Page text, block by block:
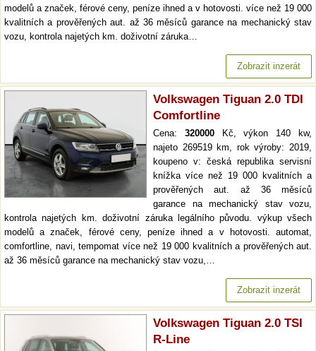
modelů a značek, férové ceny, peníze ihned a v hotovosti. více než 19 000
kvalitních a prověřených aut. až 36 měsíců garance na mechanický stav
vozu, kontrola najetých km. doživotní záruka…
Zobrazit inzerát
Volkswagen Tiguan 2.0 TDI
Comfortline
Cena: 320000Kč, výkon 140 kw,
najeto 269519 km, rok výroby: 2019,
koupeno v: česká republika servisní
knížka více než 19 000 kvalitních a
prověřených aut. až 36 měsíců
garance na mechanický stav vozu,
kontrola najetých km. doživotní záruka legálního původu. výkup všech
modelů a značek, férové ceny, peníze ihned a v hotovosti. automat,
comfortline, navi, tempomat více než 19 000 kvalitních a prověřených aut.
až 36 měsíců garance na mechanický stav vozu,…
Zobrazit inzerát
Volkswagen Tiguan 2.0 TSI
R-Line